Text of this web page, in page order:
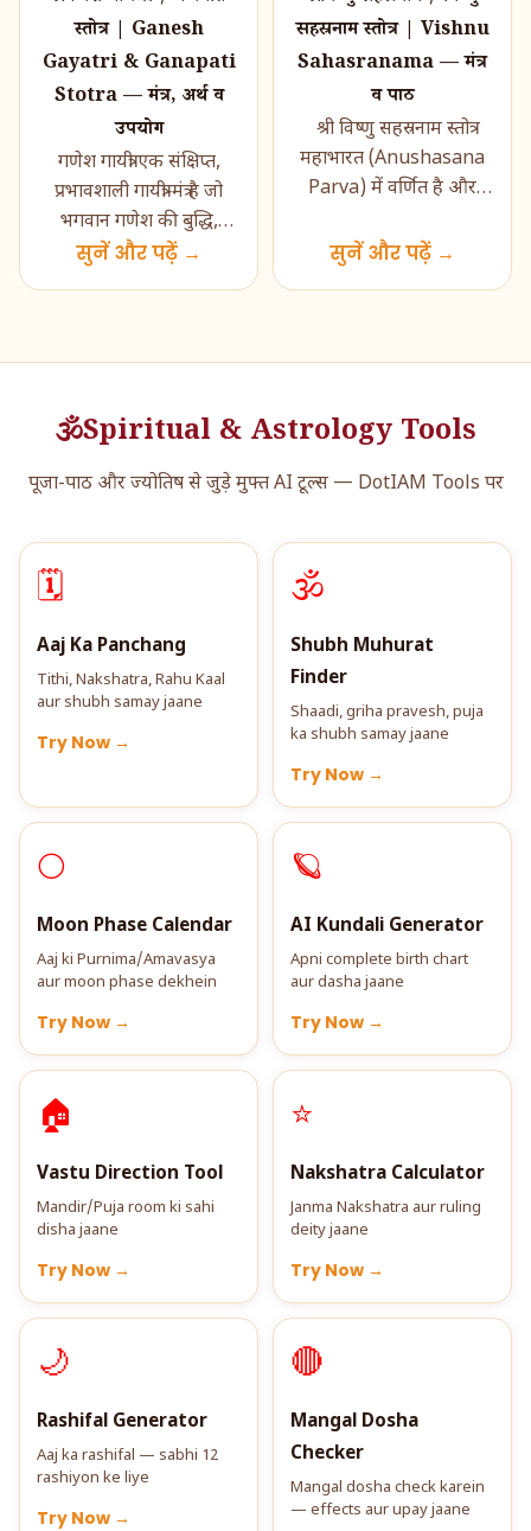
स्तोत्र | Ganesh
Gayatri & Ganapati
Stotra — मंत्र, अर्थ व
उपयोग
गणेश गायत्री एक संक्षिप्त,
प्रभावशाली गायत्री‑मंत्र है जो
भगवान गणेश की बुद्धि,
आरम्भक‑शक्ति और
सुनें और पढ़ें →
सहस्रनाम स्तोत्र | Vishnu
Sahasranama — मंत्र
व पाठ
श्री विष्णु सहस्रनाम स्तोत्र
महाभारत (Anushasana
Parva) में वर्णित है और
नामों का पवित्र संकलन प्रस...
सुनें और पढ़ें →
🕉️Spiritual & Astrology Tools
पूजा-पाठ और ज्योतिष से जुड़े मुफ्त AI टूल्स — DotIAM Tools पर
🗓️
Aaj Ka Panchang
Tithi, Nakshatra, Rahu Kaal
aur shubh samay jaane
Try Now →
🕉️
Shubh Muhurat
Finder
Shaadi, griha pravesh, puja
ka shubh samay jaane
Try Now →
🌕
Moon Phase Calendar
Aaj ki Purnima/Amavasya
aur moon phase dekhein
Try Now →
🪐
AI Kundali Generator
Apni complete birth chart
aur dasha jaane
Try Now →
🏠
Vastu Direction Tool
Mandir/Puja room ki sahi
disha jaane
Try Now →
⭐
Nakshatra Calculator
Janma Nakshatra aur ruling
deity jaane
Try Now →
🌙
Rashifal Generator
Aaj ka rashifal — sabhi 12
rashiyon ke liye
Try Now →
🔴
Mangal Dosha
Checker
Mangal dosha check karein
— effects aur upay jaane